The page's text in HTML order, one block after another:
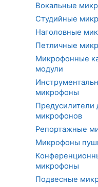
Вокальные
Студийные
Наголовные
Петличные
Микрофонные
модули
микрофоны
Предусилители
микрофонов
Репортажные
Микрофоны
микрофоны
Подвесные